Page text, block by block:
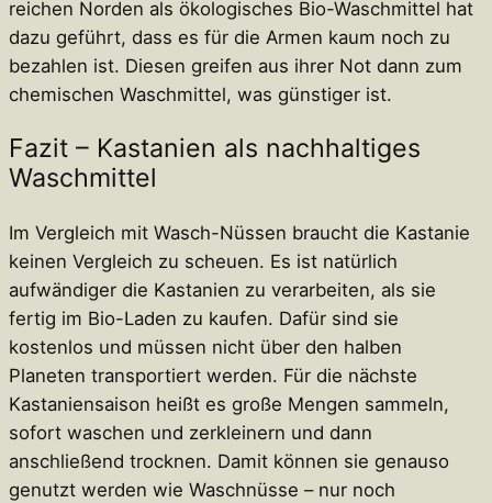
reichen Norden als ökologisches Bio-Waschmittel hat
dazu geführt, dass es für die Armen kaum noch zu
bezahlen ist. Diesen greifen aus ihrer Not dann zum
chemischen Waschmittel, was günstiger ist.
Fazit – Kastanien als nachhaltiges
Waschmittel
Im Vergleich mit Wasch-Nüssen braucht die Kastanie
keinen Vergleich zu scheuen. Es ist natürlich
aufwändiger die Kastanien zu verarbeiten, als sie
fertig im Bio-Laden zu kaufen. Dafür sind sie
kostenlos und müssen nicht über den halben
Planeten transportiert werden. Für die nächste
Kastaniensaison heißt es große Mengen sammeln,
sofort waschen und zerkleinern und dann
anschließend trocknen. Damit können sie genauso
genutzt werden wie Waschnüsse – nur noch